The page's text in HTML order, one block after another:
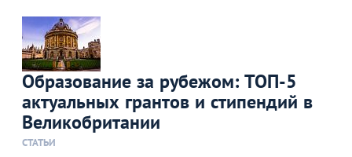
Образование за рубежом: ТОП-5
актуальных грантов и стипендий в
Великобритании
СТАТЬИ